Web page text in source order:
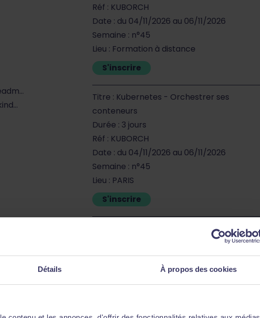
Détails À propos des cookies
Réf : KUBORCH
Date : du 04/11/2026 au 06/11/2026
Semaine : n°45
Lieu : Formation à distance
S'inscrire
Titre : Kubernetes - Orchestrer ses
conteneurs
Durée : 3 jours
Réf : KUBORCH
Date : du 04/11/2026 au 06/11/2026
Semaine : n°45
Lieu : PARIS
S'inscrire
Titre : Kubernetes - Orchestrer ses
Durée : 3 jours
Date : du 09/12/2026 au 11/12/2026
Lieu : Formation à distance